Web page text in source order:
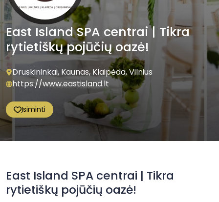
East Island SPA centrai | Tikra
rytietiškų pojūčių oazė!
Druskininkai, Kaunas, Klaipėda, Vilnius
https://www.eastisland.lt
Įsiminti
East Island SPA centrai | Tikra
rytietiškų pojūčių oazė!